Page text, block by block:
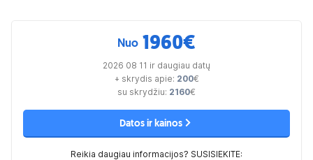
Nuo 1960€
2026 08 11 ir daugiau datų
+ skrydis apie: 200€
su skrydžiu: 2160€
Datos ir kainos
Reikia daugiau informacijos? SUSISIEKITE: